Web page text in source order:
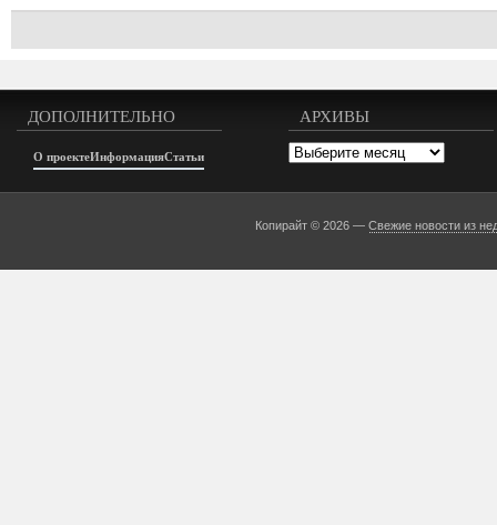
ДОПОЛНИТЕЛЬНО
О проектеИнформацияСтатьи
АРХИВЫ
Архивы
Копирайт © 2026 —Свежие новости из